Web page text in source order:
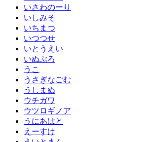
いさわのーり
いしみそ
いちまつ
いつつせ
いとうえい
いぬぶろ
うこ
うさぎなごむ
うしまぬ
ウチガワ
ウツロギノア
うにあはと
えーすけ